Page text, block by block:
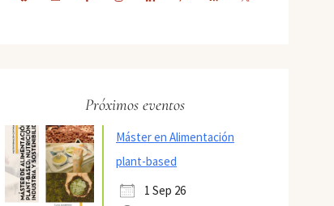
Próximos eventos
Máster en Alimentación
plant-based
1 Sep 26